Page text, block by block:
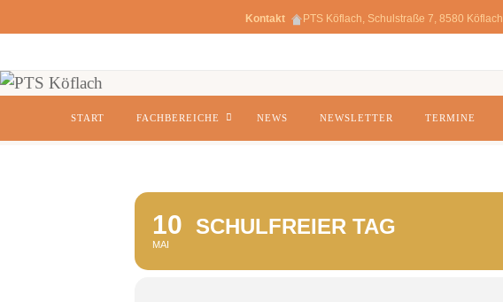
Kontakt PTS Köflach, Schulstraße 7, 8580 Köflach
Inhalt
springen
springen
START FACHBEREICHE NEWS NEWSLETTER TERMINE
10
MAI
SCHULFREIER TAG